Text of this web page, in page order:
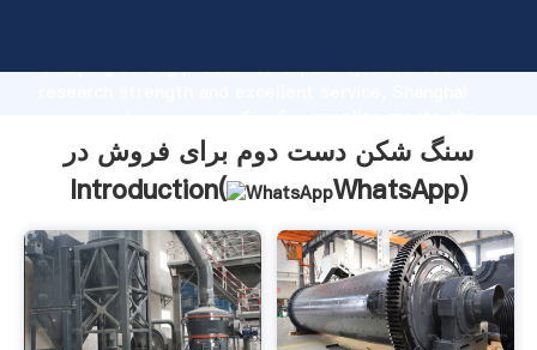
Grasping strong production capability, advanced
value and bring values to all of customers.
سنگ شکن دست دوم برای فروش در
Introduction(
WhatsApp)